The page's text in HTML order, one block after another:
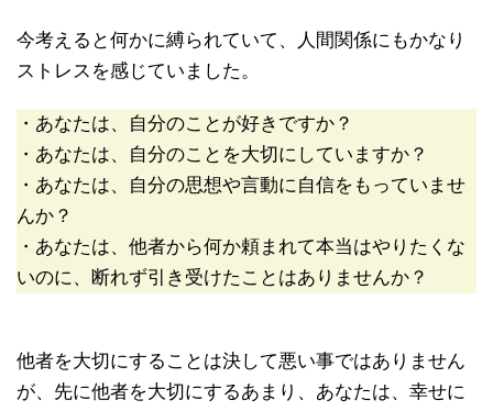
今考えると何かに縛られていて、人間関係にもかなり
ストレスを感じていました。
・あなたは、自分のことが好きですか？
・あなたは、自分のことを大切にしていますか？
・あなたは、自分の思想や言動に自信をもっていませ
んか？
・あなたは、他者から何か頼まれて本当はやりたくな
いのに、断れず引き受けたことはありませんか？
他者を大切にすることは決して悪い事ではありません
が、先に他者を大切にするあまり、あなたは、幸せに